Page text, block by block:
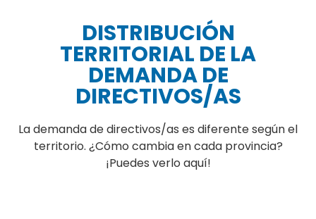
DISTRIBUCIÓN
TERRITORIAL DE LA
DEMANDA DE
DIRECTIVOS/AS
La demanda de directivos/as es diferente según el
territorio. ¿Cómo cambia en cada provincia?
¡Puedes verlo aquí!